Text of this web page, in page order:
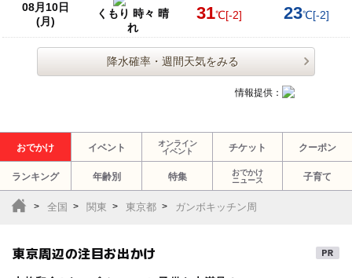
08月10日
(月)
くもり 時々 晴
れ
31℃[-2] 23℃[-2]
降水確率・週間天気をみる
情報提供：
おでかけ イベント
オンライン
イベント
チケット クーポン
ランキング 年齢別 特集
おでかけ
ニュース
子育て
全国 関東 東京都 ガンボキッチン周
東京周辺の注目お出かけ